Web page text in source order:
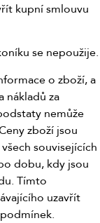
kupní smlouvu
se nepoužije.
o zboží, a
nákladů za
nemůže
zboží jsou
souvisejících
dobu, kdy jsou
Tímto
uzavřít